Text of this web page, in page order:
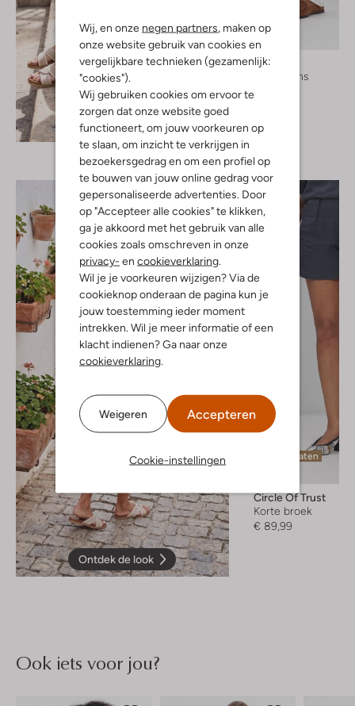
Wij, en onze negen partners, maken op
onze website gebruik van cookies en
vergelijkbare technieken (gezamenlijk:
"cookies").
Wij gebruiken cookies om ervoor te
zorgen dat onze website goed
functioneert, om jouw voorkeuren op
te slaan, om inzicht te verkrijgen in
bezoekersgedrag en om een profiel op
te bouwen van jouw online gedrag voor
gepersonaliseerde advertenties. Door
op "Accepteer alle cookies" te klikken,
ga je akkoord met het gebruik van alle
cookies zoals omschreven in onze
privacy- en cookieverklaring.
Wil je je voorkeuren wijzigen? Via de
cookieknop onderaan de pagina kun je
jouw toestemming ieder moment
intrekken. Wil je meer informatie of een
klacht indienen? Ga naar onze
cookieverklaring.
Weigeren Accepteren
Cookie-instellingen
Ontdek de look
By-Bar
Wide jeans
€ 159,99
Ontdek de look
Laatste maten
Circle Of Trust
Korte broek
€ 89,99
Ook iets voor jou?